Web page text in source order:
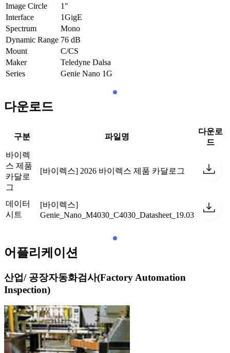
Image Circle
1"
Interface
1GigE
Spectrum
Mono
Dynamic Range 76 dB
Mount
C/CS
Maker
Teledyne Dalsa
Series
Genie Nano 1G
다운로드
구분 파일명
다운로
드
바이렉
스 제품
카달로
그
[바이렉스] 2026 바이렉스 제품 카달로그
데이터
시트
[바이렉스]
Genie_Nano_M4030_C4030_Datasheet_19.03
어플리케이션
산업/ 공장자동화검사(Factory Automation
Inspection)